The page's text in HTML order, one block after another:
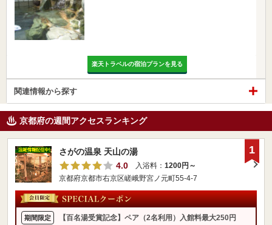
楽天トラベルの宿泊プランを見る
関連情報から探す
京都府の週間アクセスランキング
さがの温泉 天山の湯
4.0
入浴料： 1200円～
京都府京都市右京区嵯峨野宮ノ元町55-4-7
期間限定
【百名湯受賞記念】ペア（2名利用）入館料最大250円
1